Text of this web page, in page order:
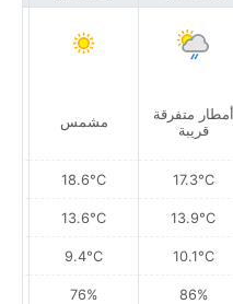
أمطار متفرقة
قريبة
17.3°C
13.9°C
10.1°C
86%
مشمس
18.6°C
13.6°C
9.4°C
76%